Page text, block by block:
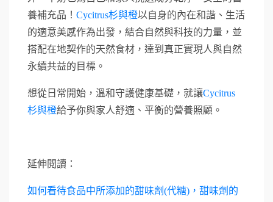
養補充品！ Cycitrus杉與橙以自身的內在和諧、生活
的適意美感作為出發，結合自然與科技的力量，並
搭配在地契作的天然食材，達到真正實現人與自然
永續共益的目標。
想從日常開始，溫和守護健康基礎，就讓Cycitrus
杉與橙給予你與家人舒適、平衡的營養照顧。
延伸閱讀：
如何看待食品中所添加的甜味劑(代糖)，甜味劑的